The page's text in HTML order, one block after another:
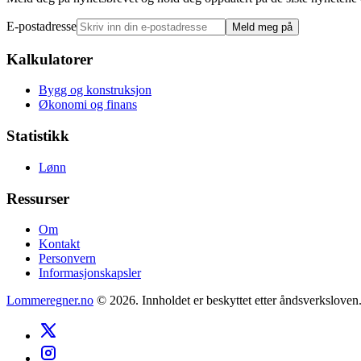
E-postadresse Meld meg på
Kalkulatorer
Bygg og konstruksjon
Økonomi og finans
Statistikk
Lønn
Ressurser
Om
Kontakt
Personvern
Informasjonskapsler
Lommeregner.no © 2026. Innholdet er beskyttet etter åndsverksloven.